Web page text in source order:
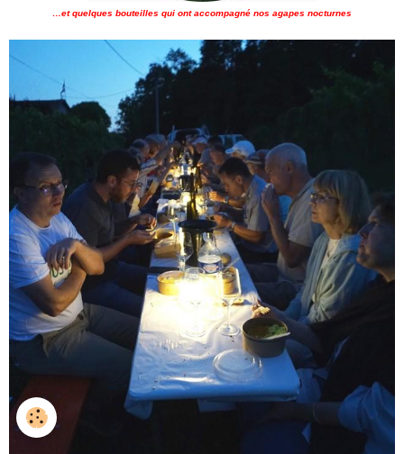
…et quelques bouteilles qui ont accompagné nos agapes nocturnes